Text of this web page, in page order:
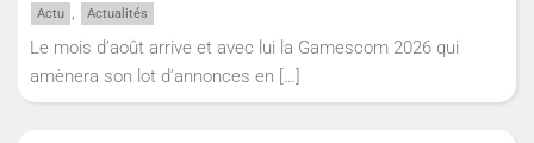
Actu , Actualités
Le mois d’août arrive et avec lui la Gamescom 2026 qui
amènera son lot d’annonces en […]